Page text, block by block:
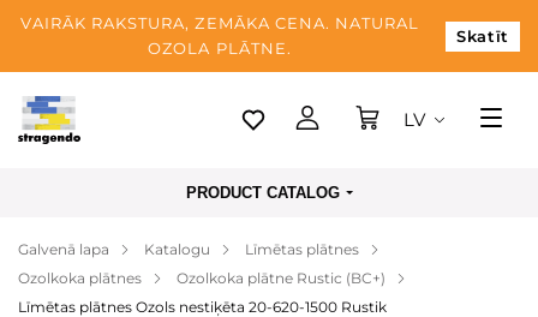
VAIRĀK RAKSTURA, ZEMĀKA CENA. NATURAL
OZOLA PLĀTNE.
Skatīt
Tallina
Apmaksa
Par mums
LV
PRODUCT CATALOG
Galvenā lapa Katalogu
Līmētas plātnes
Ozolkoka plātnes
Ozolkoka plātne Rustic (BC+)
Līmētas plātnes Ozols nestiķēta 20-620-1500 Rustik